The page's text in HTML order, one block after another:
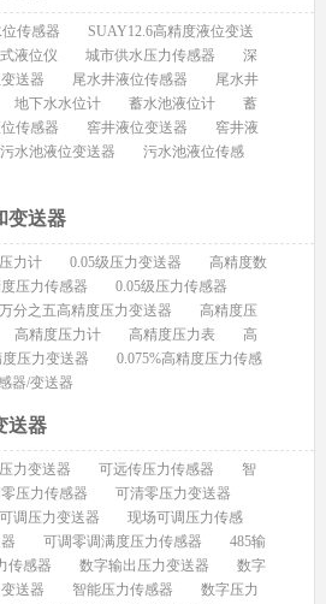
传感器
SUAY12.6高精度液位变送
液位仪 城市供水压力传感器
深
送器 尾水井液位传感器
尾水井
地下水水位计 蓄水池液位计
蓄
传感器 窖井液位变送器
窖井液
污水池液位变送器
污水池液位传感
变送器
力计 0.05级压力变送器
高精度数
压力传感器
0.05级压力传感器
万分之五高精度压力变送器
高精度压
高精度压力计 高精度压力表
高
度压力变送器
0.075%高精度压力传感
器/变送器
送器
力变送器 可远传压力传感器
智
压力传感器
可清零压力变送器
调压力变送器
现场可调压力传感
可调零调满度压力传感器
485输
传感器 数字输出压力变送器
数字
送器 智能压力传感器
数字压力